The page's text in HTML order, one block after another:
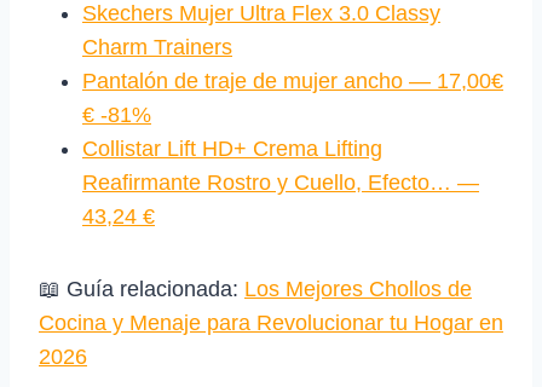
Skechers Mujer Ultra Flex 3.0 Classy
Charm Trainers
Pantalón de traje de mujer ancho — 17,00€
€ -81%
Collistar Lift HD+ Crema Lifting
Reafirmante Rostro y Cuello, Efecto… —
43,24 €
📖 Guía relacionada: Los Mejores Chollos de
Cocina y Menaje para Revolucionar tu Hogar en
2026